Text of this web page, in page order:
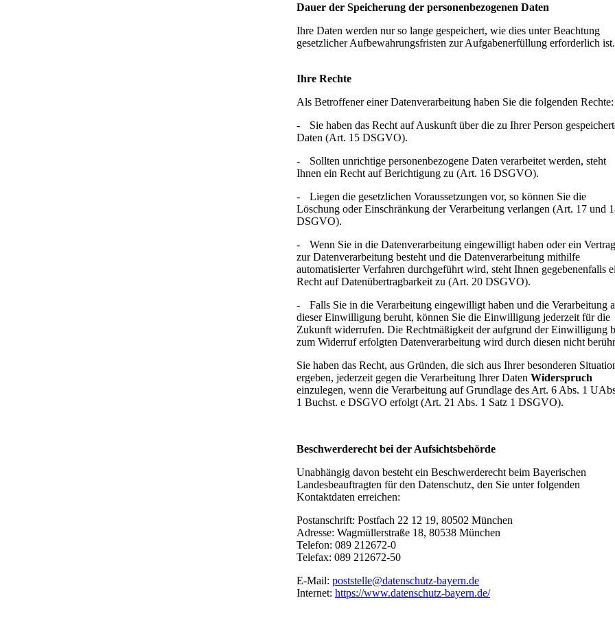
Dauer der Speicherung der personenbezogenen Daten
Ihre Daten werden nur so lange gespeichert, wie dies unter Beachtung
gesetzlicher Aufbewahrungsfristen zur Aufgabenerfüllung erforderlich ist.
Ihre Rechte
Als Betroffener einer Datenverarbeitung haben Sie die folgenden Rechte:
-
Sie haben das Recht auf Auskunft über die zu Ihrer Person
Daten (Art. 15 DSGVO).
-
Sollten unrichtige personenbezogene Daten verarbeitet werden, steht
Ihnen ein Recht auf Berichtigung zu (Art. 16 DSGVO).
-
Liegen die gesetzlichen Voraussetzungen vor, so können Sie die
Löschung oder Einschränkung der Verarbeitung verlangen (Art. 17 und
DSGVO).
-
Wenn Sie in die Datenverarbeitung eingewilligt haben oder ein Vertrag
zur Datenverarbeitung besteht und die Datenverarbeitung mithilfe
automatisierter Verfahren durchgeführt wird, steht Ihnen gegebenenfalls
Recht auf Datenübertragbarkeit zu (Art. 20 DSGVO).
-
Falls Sie in die Verarbeitung eingewilligt haben und die Verarbeitung
dieser Einwilligung beruht, können Sie die Einwilligung jederzeit für die
Zukunft widerrufen. Die Rechtmäßigkeit der aufgrund der Einwilligung
zum Widerruf erfolgten Datenverarbeitung wird durch diesen nicht
Sie haben das Recht, aus Gründen, die sich aus Ihrer besonderen
ergeben, jederzeit gegen die Verarbeitung Ihrer Daten Widerspruch
einzulegen, wenn die Verarbeitung auf Grundlage des Art. 6 Abs. 1
1 Buchst. e DSGVO erfolgt (Art. 21 Abs. 1 Satz 1 DSGVO).
Beschwerderecht bei der Aufsichtsbehörde
Unabhängig davon besteht ein Beschwerderecht beim Bayerischen
Landesbeauftragten für den Datenschutz, den Sie unter folgenden
Kontaktdaten erreichen:
Postanschrift: Postfach 22 12 19, 80502 München
Adresse: Wagmüllerstraße 18, 80538 München
Telefon: 089 212672-0
Telefax: 089 212672-50
E-Mail: poststelle@datenschutz-bayern.de
Internet: https://www.datenschutz-bayern.de/